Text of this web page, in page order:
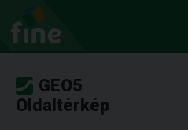
GEO5
Oldaltérkép